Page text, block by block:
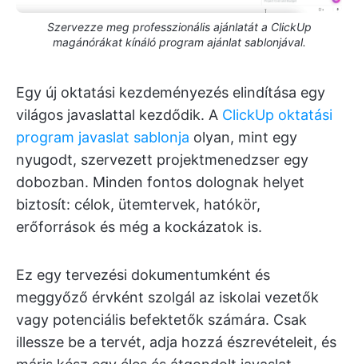
Szervezze meg professzionális ajánlatát a ClickUp
magánórákat kínáló program ajánlat sablonjával.
Egy új oktatási kezdeményezés elindítása egy
világos javaslattal kezdődik. A ClickUp oktatási
program javaslat sablonja olyan, mint egy
nyugodt, szervezett projektmenedzser egy
dobozban. Minden fontos dolognak helyet
biztosít: célok, ütemtervek, hatókör,
erőforrások és még a kockázatok is.
Ez egy tervezési dokumentumként és
meggyőző érvként szolgál az iskolai vezetők
vagy potenciális befektetők számára. Csak
illessze be a tervét, adja hozzá észrevételeit, és